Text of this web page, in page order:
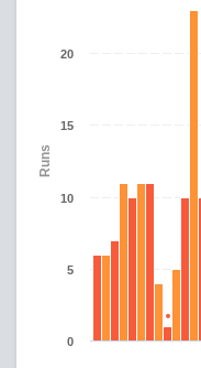
Runs
0
5
10
15
20